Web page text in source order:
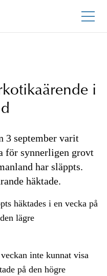
i
3 september varit
för synnerligen grovt
har släppts.
häktade.
häktades i en vecka på
lägre
inte kunnat visa
på den högre